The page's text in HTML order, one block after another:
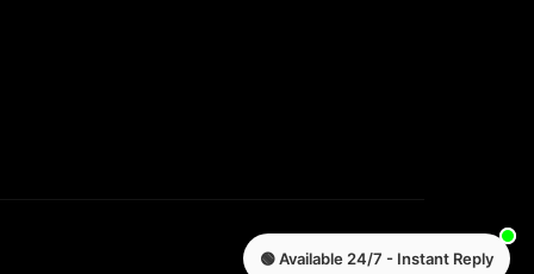
🟢 Available 24/7 - Instant Reply